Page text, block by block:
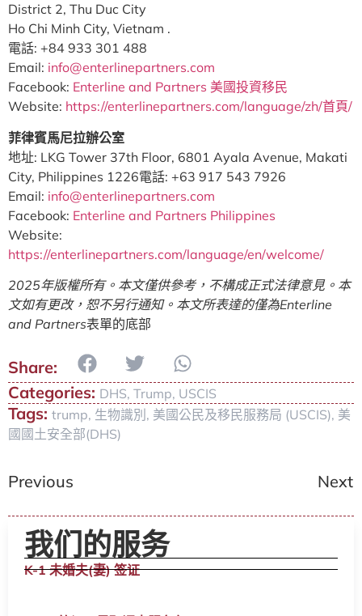
District 2, Thu Duc City
Ho Chi Minh City, Vietnam .
電話: +84 933 301 488
Email: info@enterlinepartners.com
Facebook: Enterline and Partners 美國投資移民
Website: https://enterlinepartners.com/language/zh/首頁/
菲律賓馬尼拉辦公室
地址: LKG Tower 37th Floor, 6801 Ayala Avenue, Makati
City, Philippines 1226電話: +63 917 543 7926
Email: info@enterlinepartners.com
Facebook: Enterline and Partners Philippines
Website:
https://enterlinepartners.com/language/en/welcome/
2025年版權所有。本文僅供參考，不構成正式法律意見。本
文如有更改，恕不另行通知。本文所表達的僅為Enterline
and Partners表單的底部
Categories: DHS, Trump, USCIS
Tags: trump, 生物識別, 美國公民及移民服務局 (USCIS), 美
國國土安全部(DHS)
Previous Next
我们的服务
K-1 未婚夫(妻) 签证